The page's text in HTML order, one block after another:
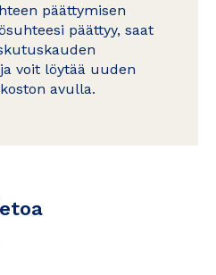
päättymisen
päättyy, saat
voit löytää uuden
avulla.